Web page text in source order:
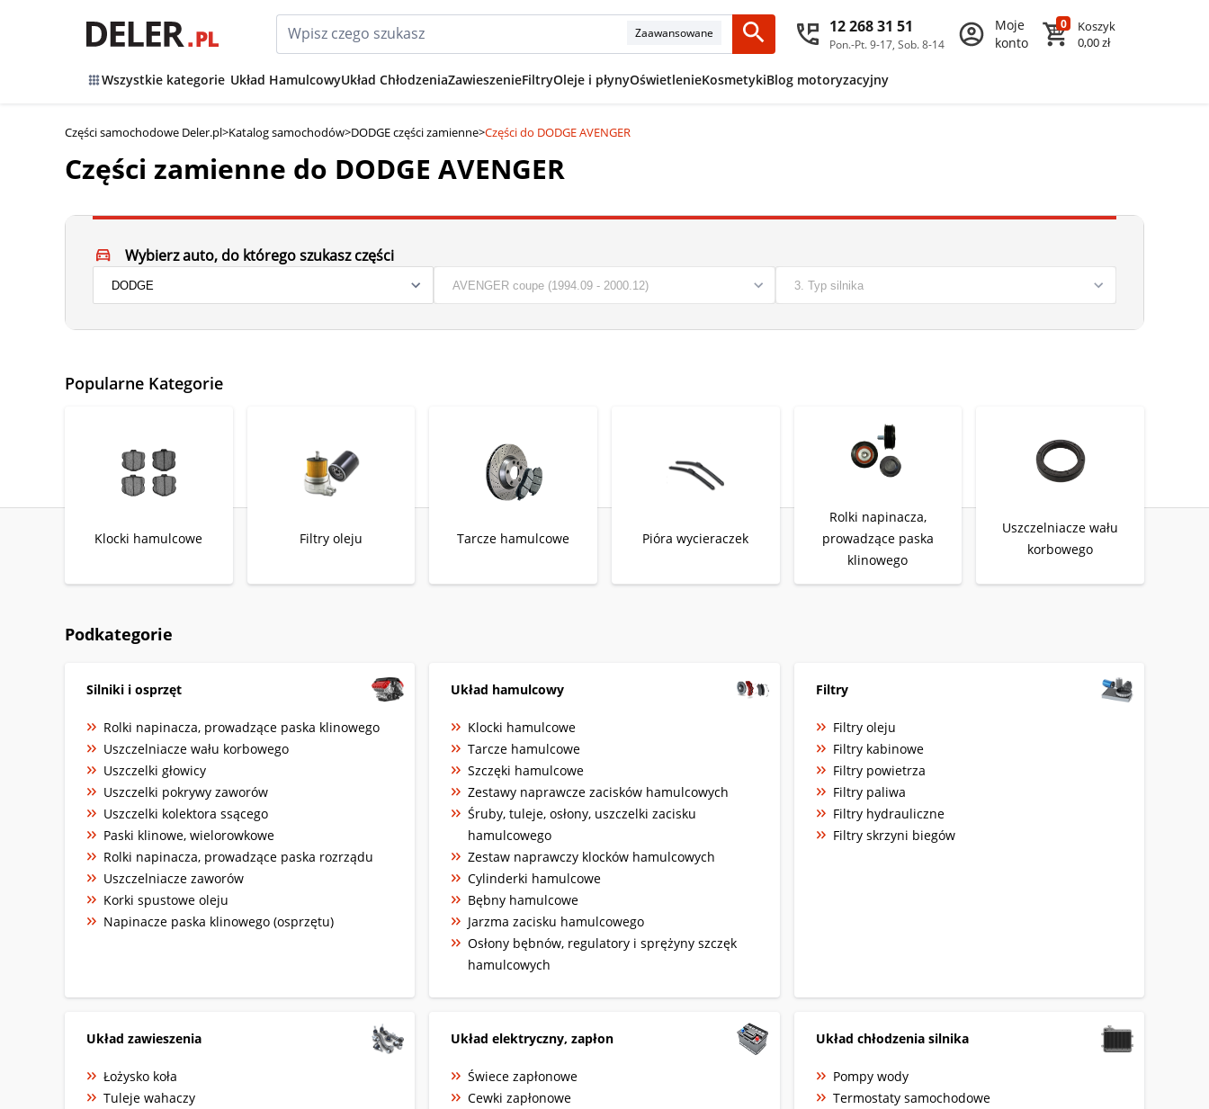
Zaawansowane 12 268 31 51
Pon.-Pt. 9-17, Sob. 8-14
Moje
konto
0
Koszyk
0,00 zł
Wszystkie kategorie Układ HamulcowyUkład ChłodzeniaZawieszenieFiltryOleje i płynyOświetlenieKosmetykiBlog motoryzacyjny
Części samochodowe Deler.pl>Katalog samochodów>DODGE części zamienne>Części do DODGE AVENGER
Części zamienne do DODGE AVENGER
Wybierz auto, do którego szukasz części
Popularne Kategorie
Klocki hamulcowe Filtry oleju Tarcze hamulcowe Pióra wycieraczek
Rolki napinacza,
prowadzące paska
klinowego
Uszczelniacze wału
korbowego
Podkategorie
Silniki i osprzęt
Rolki napinacza, prowadzące paska klinowego
Uszczelniacze wału korbowego
Uszczelki głowicy
Uszczelki pokrywy zaworów
Uszczelki kolektora ssącego
Paski klinowe, wielorowkowe
Rolki napinacza, prowadzące paska rozrządu
Uszczelniacze zaworów
Korki spustowe oleju
Napinacze paska klinowego (osprzętu)
Układ hamulcowy
Klocki hamulcowe
Tarcze hamulcowe
Szczęki hamulcowe
Zestawy naprawcze zacisków hamulcowych
Śruby, tuleje, osłony, uszczelki zacisku
hamulcowego
Zestaw naprawczy klocków hamulcowych
Cylinderki hamulcowe
Bębny hamulcowe
Jarzma zacisku hamulcowego
Osłony bębnów, regulatory i sprężyny szczęk
hamulcowych
Filtry
Filtry oleju
Filtry kabinowe
Filtry powietrza
Filtry paliwa
Filtry hydrauliczne
Filtry skrzyni biegów
Układ zawieszenia
Łożysko koła
Tuleje wahaczy
Układ elektryczny, zapłon
Świece zapłonowe
Cewki zapłonowe
Układ chłodzenia silnika
Pompy wody
Termostaty samochodowe